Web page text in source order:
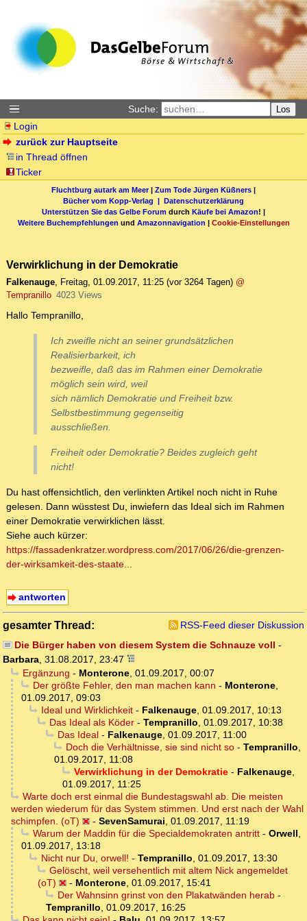
Suche: Los
Login
zurück zur Hauptseite
in Thread öffnen
Ticker
Fluchtburg autark am Meer| Zum Tode Jürgen Küßners |
Bücher vom Kopp-Verlag | Datenschutzerklärung
Unterstützen Sie das Gelbe Forum durch Käufe bei Amazon! |
Weitere Buchempfehlungen und Amazonnavigation | Cookie-Einstellungen
Verwirklichung in der Demokratie
Falkenauge, Freitag, 01.09.2017, 11:25 (vor 3264 Tagen) @
Tempranillo 4023 Views
Hallo Tempranillo,
Ich zweifle nicht an seiner grundsätzlichen
Realisierbarkeit, ich
bezweifle, daß das im Rahmen einer Demokratie
möglich sein wird, weil
sich nämlich Demokratie und Freiheit bzw.
Selbstbestimmung gegenseitig
ausschließen.
Freiheit oder Demokratie? Beides zugleich geht
nicht!
Du hast offensichtlich, den verlinkten Artikel noch nicht in Ruhe
gelesen. Dann wüsstest Du, inwiefern das Ideal sich im Rahmen
einer Demokratie verwirklichen lässt.
Siehe auch kürzer:
https://fassadenkratzer.wordpress.com/2017/06/26/die-grenzen-
der-wirksamkeit-des-staate...
antworten
gesamter Thread:
RSS-Feed dieser Diskussion
Die Bürger haben von diesem System die Schnauze voll -
Barbara, 31.08.2017, 23:47
Ergänzung - Monterone, 01.09.2017, 00:07
Der größte Fehler, den man machen kann - Monterone,
01.09.2017, 09:03
Ideal und Wirklichkeit- Falkenauge, 01.09.2017, 10:13
Das Ideal als Köder- Tempranillo, 01.09.2017, 10:38
Das Ideal- Falkenauge, 01.09.2017, 11:00
Doch die Verhältnisse, sie sind nicht so- Tempranillo,
01.09.2017, 11:08
Verwirklichung in der Demokratie- Falkenauge,
01.09.2017, 11:25
Warte doch erst einmal die Bundestagswahl ab. Die meisten
werden wiederum für das System stimmen. Und erst nach der Wahl
schimpfen. (oT)
- SevenSamurai, 01.09.2017, 11:19
Warum der Maddin für die Specialdemokraten antritt- Orwell,
01.09.2017, 13:18
Nicht nur Du, orwell! - Tempranillo, 01.09.2017, 13:30
Gelöscht, weil versehentlich mit altem Nick angemeldet
(oT)
- Monterone, 01.09.2017, 15:41
Der Wahnsinn grinst von den Plakatwänden herab-
Tempranillo, 01.09.2017, 16:25